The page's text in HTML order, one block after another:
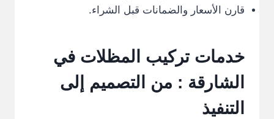
قارن الأسعار والضمانات قبل الشراء.
خدمات تركيب المظلات في
الشارقة : من التصميم إلى
التنفيذ